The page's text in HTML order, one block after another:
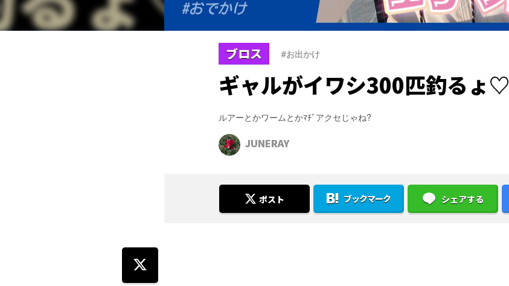
ブロス #お出かけ
ギャルがイワシ300匹釣るょ♡
ルアーとかワームとかﾏﾁﾞアクセじゃね?
JUNERAY
ポスト ブックマーク シェアする